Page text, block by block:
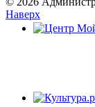
Наверх